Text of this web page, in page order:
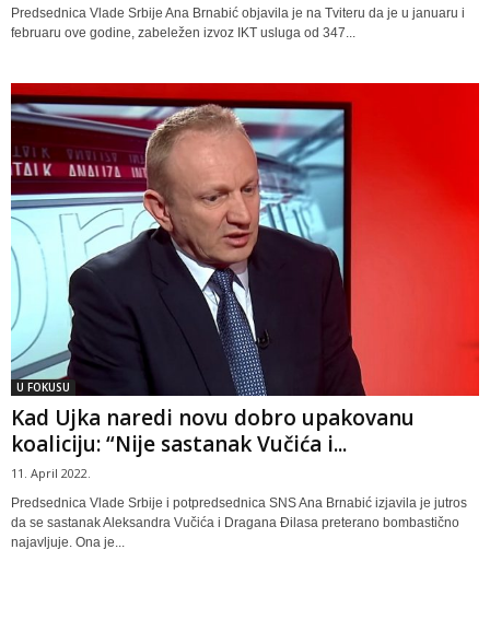
Predsednica Vlade Srbije Ana Brnabić objavila je na Tviteru da je u januaru i
februaru ove godine, zabeležen izvoz IKT usluga od 347...
U FOKUSU
Kad Ujka naredi novu dobro upakovanu
koaliciju: “Nije sastanak Vučića i...
11. April 2022.
Predsednica Vlade Srbije i potpredsednica SNS Ana Brnabić izjavila je jutros
da se sastanak Aleksandra Vučića i Dragana Đilasa preterano bombastično
najavljuje. Ona je...